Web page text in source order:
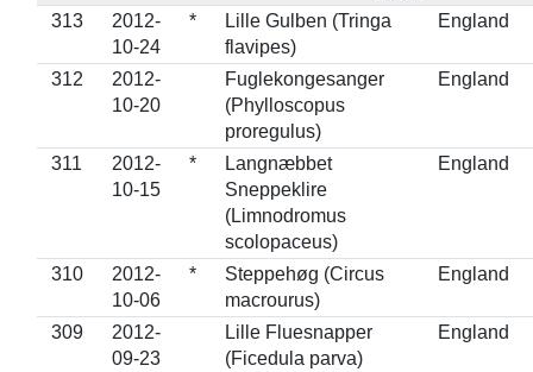
313
2012-
10-24
*
Lille Gulben (Tringa
flavipes)
England
312
2012-
10-20
Fuglekongesanger
(Phylloscopus
proregulus)
England
311
2012-
10-15
*
Langnæbbet
Sneppeklire
(Limnodromus
scolopaceus)
England
310
2012-
10-06
*
Steppehøg (Circus
macrourus)
England
309
2012-
09-23
Lille Fluesnapper
(Ficedula parva)
England